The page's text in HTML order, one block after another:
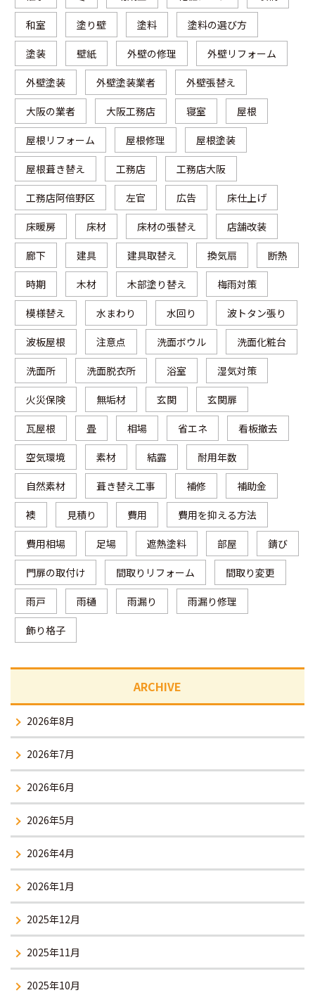
和室 塗り壁 塗料 塗料の選び方
塗装 壁紙 外壁の修理 外壁リフォーム
外壁塗装 外壁塗装業者 外壁張替え
大阪の業者 大阪工務店 寝室 屋根
屋根リフォーム 屋根修理 屋根塗装
屋根葺き替え 工務店 工務店大阪
工務店阿倍野区 左官 広告 床仕上げ
床暖房 床材 床材の張替え 店舗改装
廊下 建具 建具取替え 換気扇 断熱
時期 木材 木部塗り替え 梅雨対策
模様替え 水まわり 水回り 波トタン張り
波板屋根 注意点 洗面ボウル 洗面化粧台
洗面所 洗面脱衣所 浴室 湿気対策
火災保険 無垢材 玄関 玄関扉
瓦屋根 畳 相場 省エネ 看板撤去
空気環境 素材 結露 耐用年数
自然素材 葺き替え工事 補修 補助金
襖 見積り 費用 費用を抑える方法
費用相場 足場 遮熱塗料 部屋 錆び
門扉の取付け 間取りリフォーム 間取り変更
雨戸 雨樋 雨漏り 雨漏り修理
飾り格子
ARCHIVE
2026年8月
2026年7月
2026年6月
2026年5月
2026年4月
2026年1月
2025年12月
2025年11月
2025年10月